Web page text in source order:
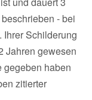
- bei
Schilderung
Jahren gewesen
haben
zitierter